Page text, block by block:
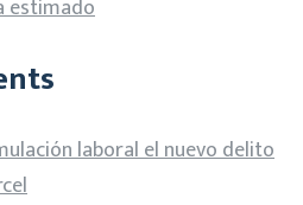
estimado
laboral el nuevo delito